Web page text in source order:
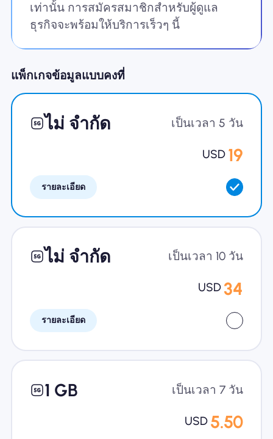
เท่านั้น การสมัครสมาชิกสำหรับผู้ดูแล
ธุรกิจจะพร้อมให้บริการเร็วๆ นี้
แพ็กเกจข้อมูลแบบคงที่
ไม่ จำกัด เป็นเวลา 5 วัน
USD 19
รายละเอียด
ไม่ จำกัด เป็นเวลา 10 วัน
USD 34
รายละเอียด
1 GB เป็นเวลา 7 วัน
USD 5.50